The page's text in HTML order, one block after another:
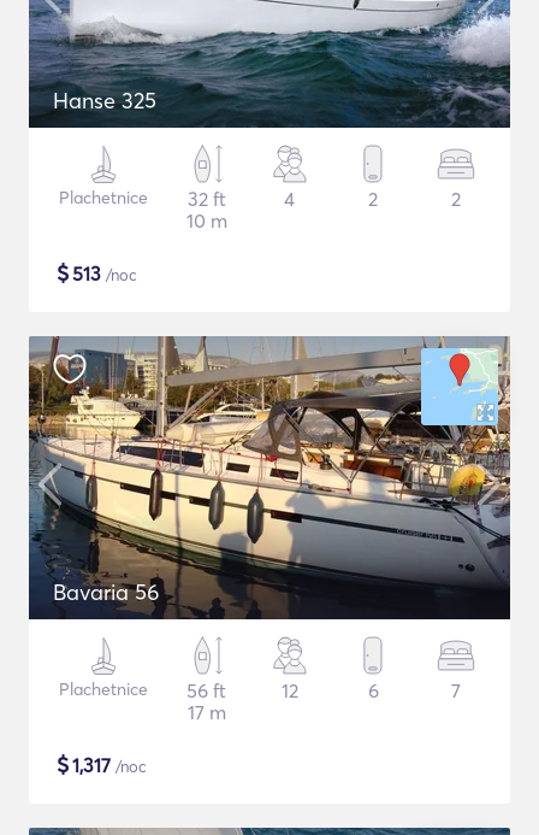
Hanse 325
Plachetnice
32 ft
10 m
4 2 2
$513 /noc
Bavaria 56
Plachetnice
56 ft
17 m
12 6 7
$1,317 /noc